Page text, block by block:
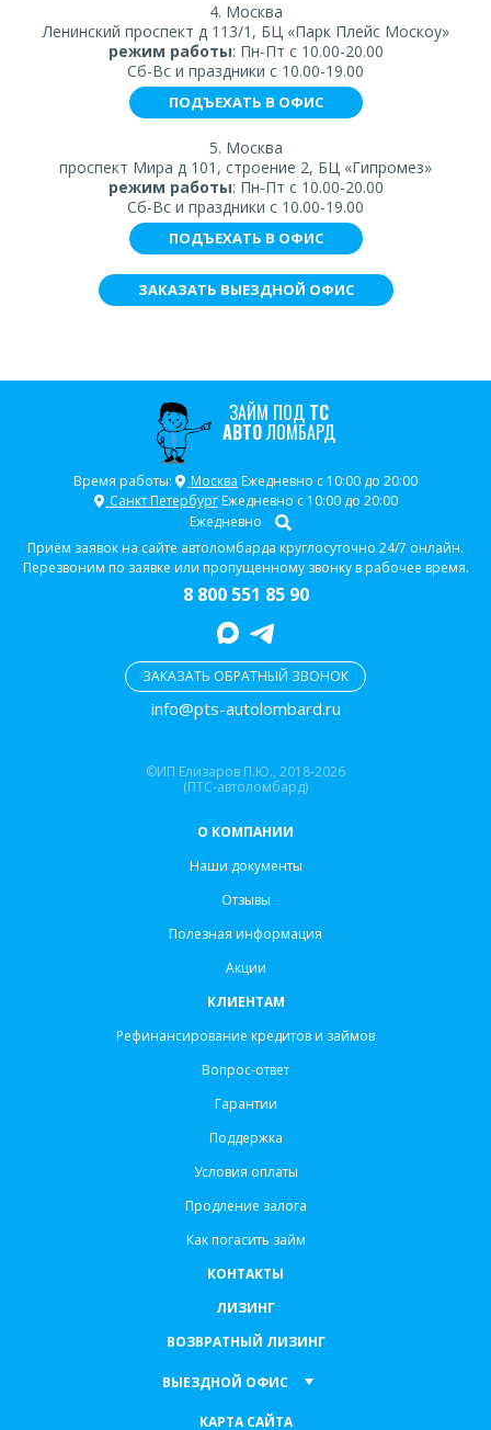
4. Москва
Ленинский проспект д 113/1, БЦ «Парк Плейс Москоу»
режим работы: Пн-Пт с 10.00-20.00
Сб-Вс и праздники с 10.00-19.00
ПОДЪЕХАТЬ В ОФИС
5. Москва
проспект Мира д 101, строение 2, БЦ «Гипромез»
режим работы: Пн-Пт с 10.00-20.00
Сб-Вс и праздники с 10.00-19.00
ПОДЪЕХАТЬ В ОФИС
ЗАКАЗАТЬ ВЫЕЗДНОЙ ОФИС
ЗАЙМ ПОД ТС
АВТОЛОМБАРД
Время работы: Москва Ежедневно с 10:00 до 20:00
Санкт ПетербургЕжедневно с 10:00 до 20:00
Ежедневно
Приём заявок на сайте автоломбарда круглосуточно 24/7 онлайн.
Перезвоним по заявке или пропущенному звонку в рабочее время.
8 800 551 85 90
ЗАКАЗАТЬ ОБРАТНЫЙ ЗВОНОК
info@pts-autolombard.ru
©ИП Елизаров П.Ю., 2018-2026
(ПТС-автоломбард)
О КОМПАНИИ
Наши документы
Отзывы
Полезная информация
Акции
КЛИЕНТАМ
Рефинансирование кредитов и займов
Вопрос-ответ
Гарантии
Поддержка
Условия оплаты
Продление залога
Как погасить займ
КОНТАКТЫ
ЛИЗИНГ
ВОЗВРАТНЫЙ ЛИЗИНГ
ВЫЕЗДНОЙ ОФИС
КАРТА САЙТА